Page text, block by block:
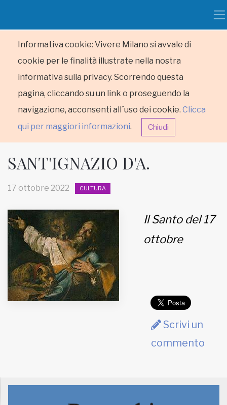
Informativa cookie: Vivere Milano si avvale di
cookie per le finalità illustrate nella nostra
informativa sulla privacy. Scorrendo questa
pagina, cliccando su un link o proseguendo la
navigazione, acconsenti all´uso dei cookie. Clicca
qui per maggiori informazioni. Chiudi
RUBRICHE
MUNICIPI
Inviateci le vostre segnalazioni
Imbonati, 89 20159 Milano (Italia)
SANT'IGNAZIO D'A.
17 ottobre 2022 CULTURA
Il Santo del 17
ottobre
Scrivi un
commento